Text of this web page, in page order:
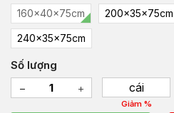
160x40x75cm
200x35x75cm
240x35x75cm
Số lượng
cái
Giảm %